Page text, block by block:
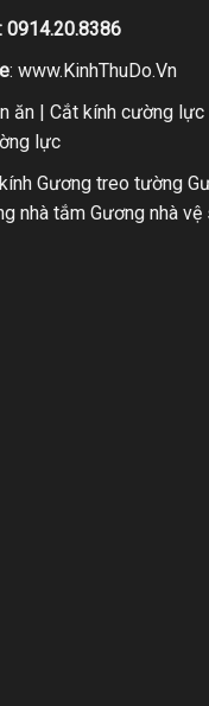
0914.20.8386
: www.KinhThuDo.Vn
ăn| Cắt kính cường lực
lực
Gương treo tường
nhà tắm Gương nhà vệ